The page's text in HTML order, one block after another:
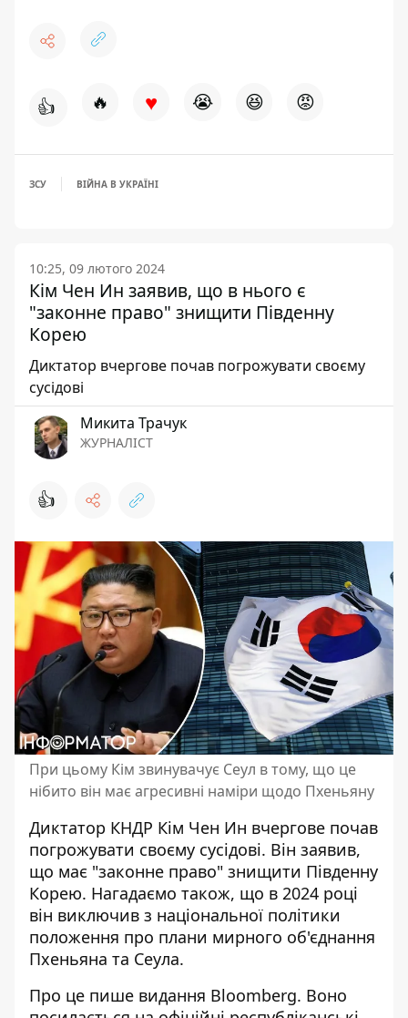
👍 🔥 ♥ 😭 😆 😡
ЗСУ ВІЙНА В УКРАЇНІ
10:25, 09 лютого 2024
Кім Чен Ин заявив, що в нього є
"законне право" знищити Південну
Корею
Диктатор вчергове почав погрожувати своєму
сусідові
Микита Трачук
ЖУРНАЛІСТ
👍
При цьому Кім звинувачує Сеул в тому, що це
нібито він має агресивні наміри щодо Пхеньяну
Диктатор КНДР Кім Чен Ин вчергове почав
погрожувати своєму сусідові. Він заявив,
що має "законне право" знищити Південну
Корею. Нагадаємо також, що в 2024 році
він виключив з національної політики
положення про плани мирного об'єднання
Пхеньяна та Сеула.
Про це пише видання Bloomberg. Воно